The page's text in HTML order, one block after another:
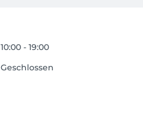
10:00 - 19:00
Geschlossen